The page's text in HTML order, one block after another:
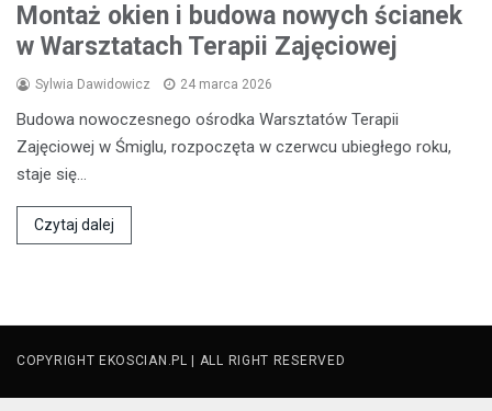
Montaż okien i budowa nowych ścianek
w Warsztatach Terapii Zajęciowej
Sylwia Dawidowicz 24 marca 2026
Budowa nowoczesnego ośrodka Warsztatów Terapii
Zajęciowej w Śmiglu, rozpoczęta w czerwcu ubiegłego roku,
staje się…
Czytaj dalej
COPYRIGHT EKOSCIAN.PL | ALL RIGHT RESERVED